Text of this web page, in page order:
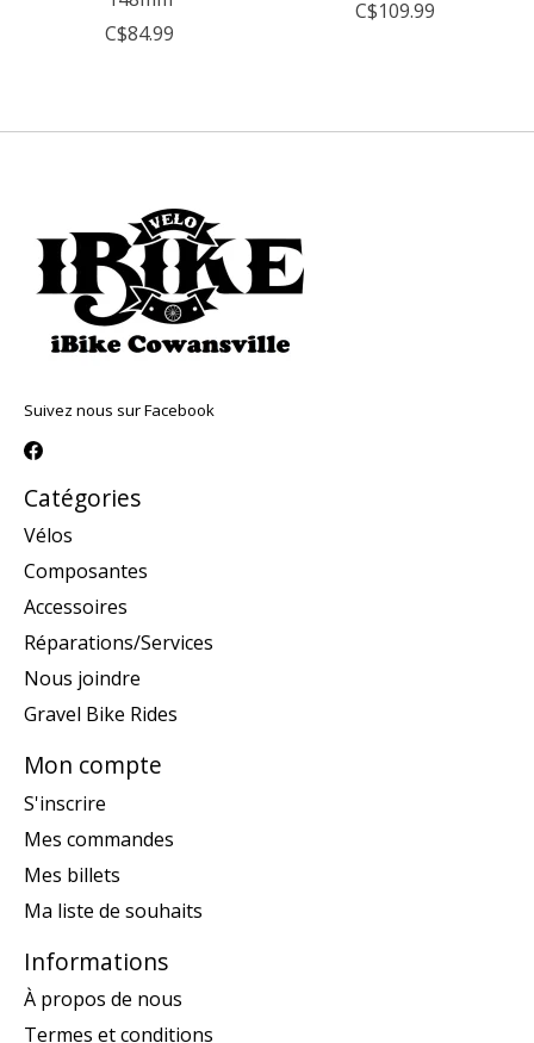
C$84.99
C$109.99
Suivez nous sur Facebook
Catégories
Vélos
Composantes
Accessoires
Réparations/Services
Nous joindre
Gravel Bike Rides
Mon compte
S'inscrire
Mes commandes
Mes billets
Ma liste de souhaits
Informations
À propos de nous
Termes et conditions